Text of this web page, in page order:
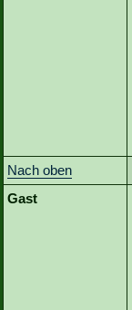
Nach oben
Gast